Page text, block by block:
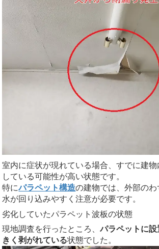
室内に症状が現れている場合、すでに建物
している可能性が高い状態です。
特にパラペット構造の建物では、外部の
水が回り込みやすく注意が必要です。
劣化していたパラペット波板の状態
現地調査を行ったところ、パラペットに
きく剥がれている状態でした。